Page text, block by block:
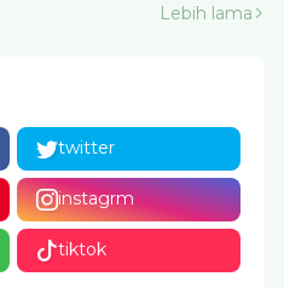
Lebih lama
twitter
instagrm
tiktok